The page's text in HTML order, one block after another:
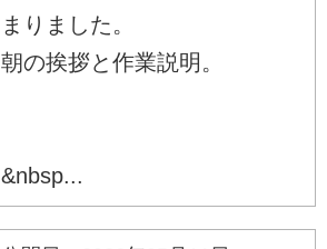
まりました。
朝の挨拶と作業説明。
&nbsp...